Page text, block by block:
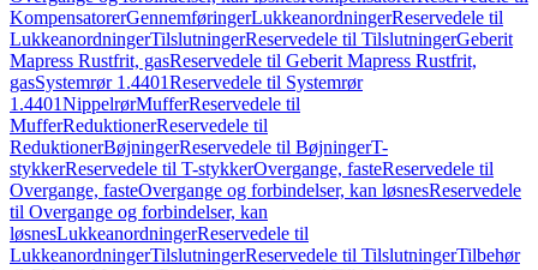
KompensatorerGennemføringerLukkeanordningerReservedele til
LukkeanordningerTilslutningerReservedele til TilslutningerGeberit
Mapress Rustfrit, gasReservedele til Geberit Mapress Rustfrit,
gasSystemrør 1.4401Reservedele til Systemrør
1.4401NippelrørMufferReservedele til
MufferReduktionerReservedele til
ReduktionerBøjningerReservedele til BøjningerT-
stykkerReservedele til T-stykkerOvergange, fasteReservedele til
Overgange, fasteOvergange og forbindelser, kan løsnesReservedele
til Overgange og forbindelser, kan
løsnesLukkeanordningerReservedele til
LukkeanordningerTilslutningerReservedele til TilslutningerTilbehør